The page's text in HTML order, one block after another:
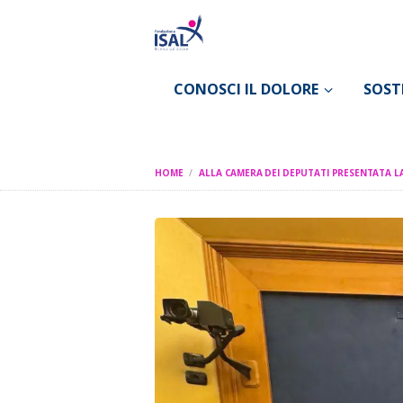
CONOSCI IL DOLORE
HOME ALLA CAMERA DEI DEPUTATI PRESENTATA